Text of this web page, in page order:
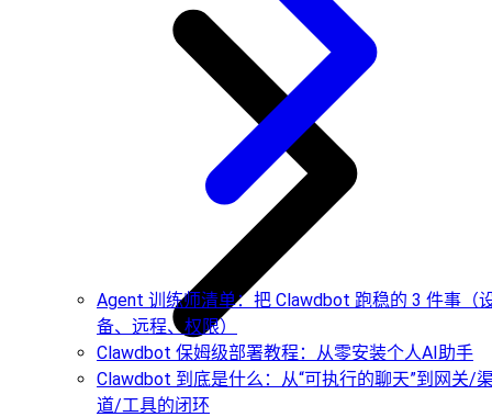
Agent 训练师清单：把 Clawdbot 跑稳的 3 件事（
备、远程、权限）
Clawdbot 保姆级部署教程：从零安装个人AI助手
Clawdbot 到底是什么：从“可执行的聊天”到网关/
道/工具的闭环